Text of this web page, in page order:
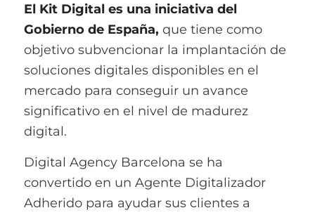
El Kit Digital es una iniciativa del
Gobierno de España, que tiene como
objetivo subvencionar la implantación de
soluciones digitales disponibles en el
mercado para conseguir un avance
significativo en el nivel de madurez
digital.
Digital Agency Barcelona se ha
convertido en un Agente Digitalizador
Adherido para ayudar sus clientes a